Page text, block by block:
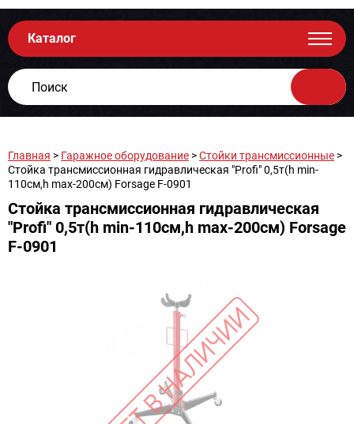
Каталог
Главная > Гаражное оборудование >Стойки трансмиссионные >
Стойка трансмиссионная гидравлическая "Profi" 0,5т(h min-
110см,h max-200см) Forsage F-0901
Стойка трансмиссионная гидравлическая
"Profi" 0,5т(h min-110см,h max-200см) Forsage
F-0901